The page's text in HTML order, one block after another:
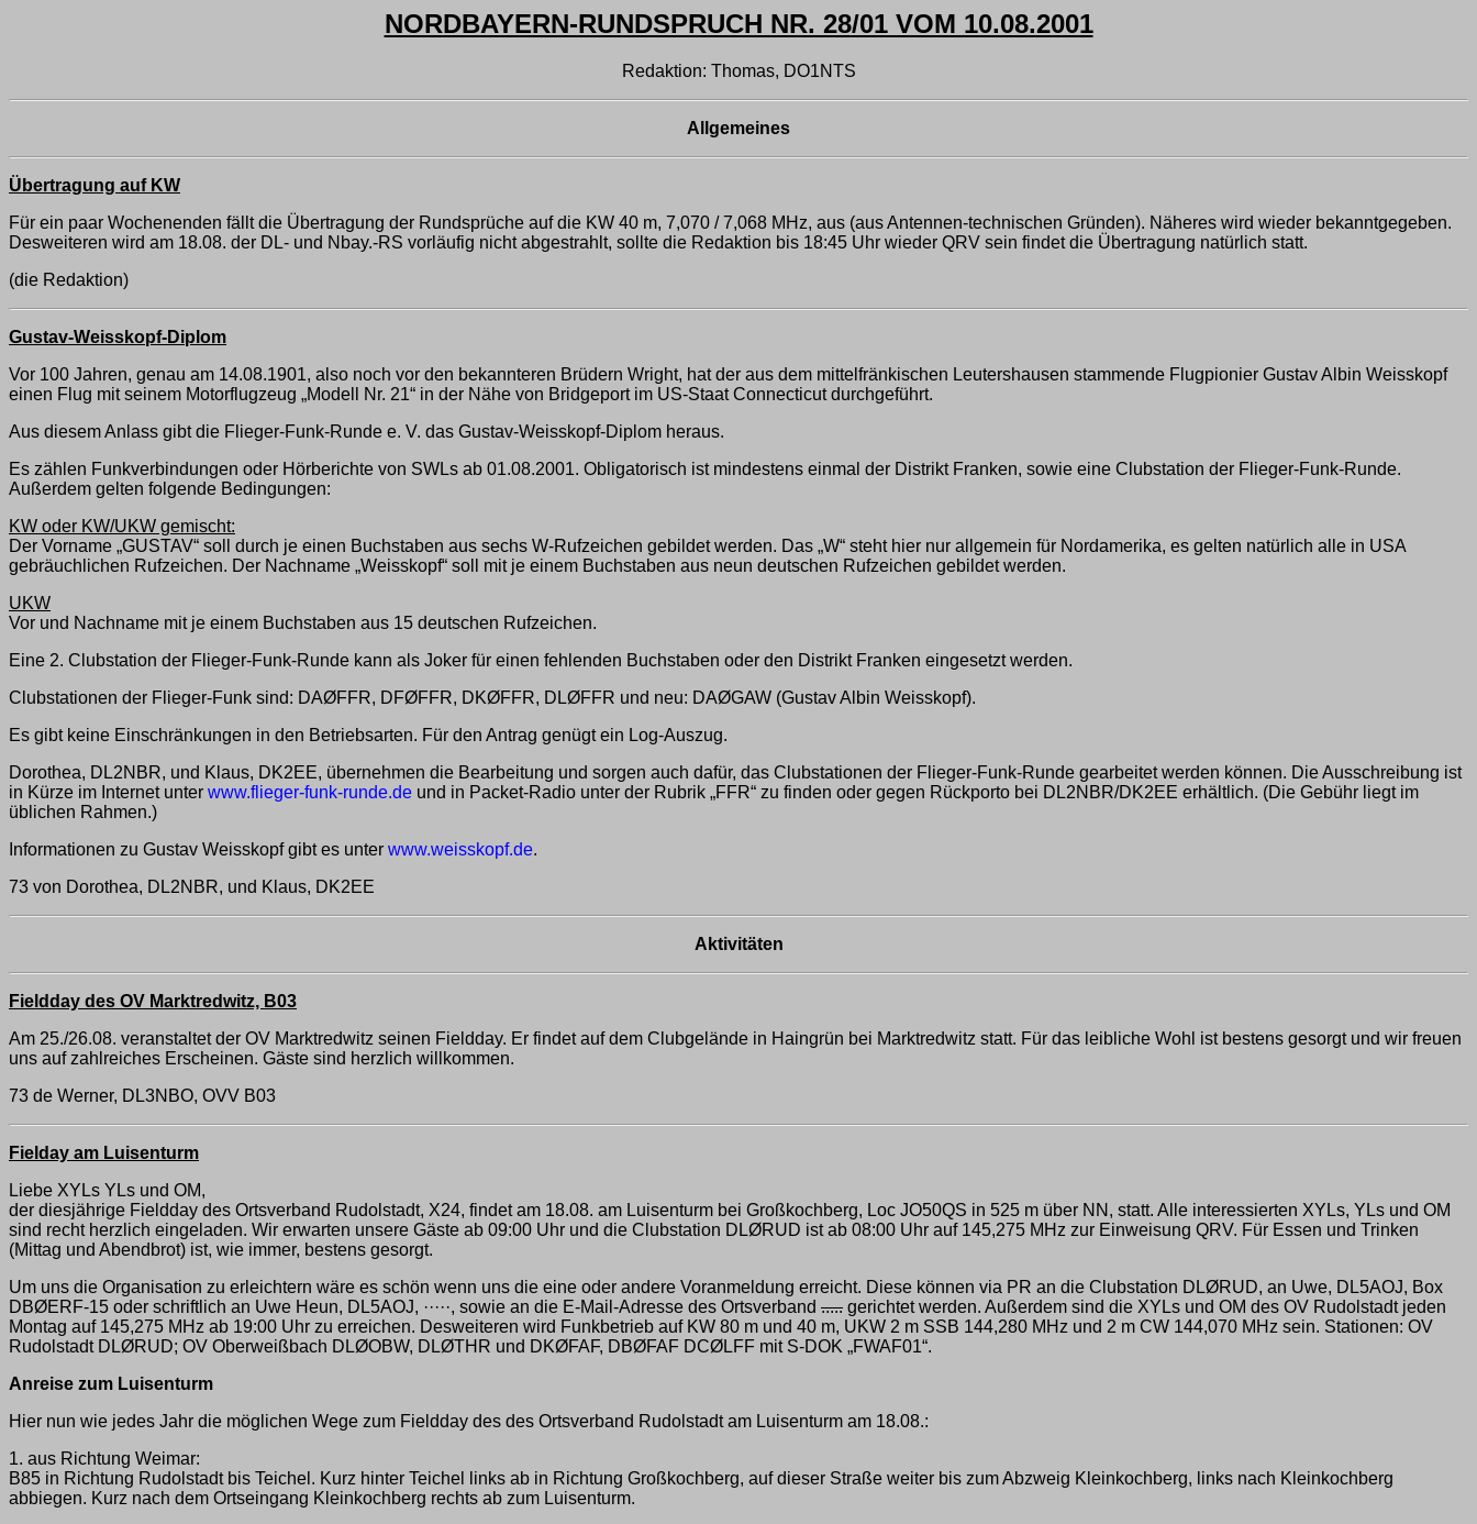
NORDBAYERN-RUNDSPRUCH NR. 28/01 VOM 10.08.2001
Redaktion: Thomas, DO1NTS
Allgemeines
Übertragung auf KW
Für ein paar Wochenenden fällt die Übertragung der Rundsprüche auf die KW 40 m, 7,070 / 7,068 MHz, aus (aus Antennen-technischen Gründen). Näheres wird wieder bekanntgegeben.
Desweiteren wird am 18.08. der DL- und Nbay.-RS vorläufig nicht abgestrahlt, sollte die Redaktion bis 18:45 Uhr wieder QRV sein findet die Übertragung natürlich statt.
(die Redaktion)
Gustav-Weisskopf-Diplom
Vor 100 Jahren, genau am 14.08.1901, also noch vor den bekannteren Brüdern Wright, hat der aus dem mittelfränkischen Leutershausen stammende Flugpionier Gustav Albin Weisskopf
einen Flug mit seinem Motorflugzeug „Modell Nr. 21“ in der Nähe von Bridgeport im US-Staat Connecticut durchgeführt.
Aus diesem Anlass gibt die Flieger-Funk-Runde e. V. das Gustav-Weisskopf-Diplom heraus.
Es zählen Funkverbindungen oder Hörberichte von SWLs ab 01.08.2001. Obligatorisch ist mindestens einmal der Distrikt Franken, sowie eine Clubstation der Flieger-Funk-Runde.
Außerdem gelten folgende Bedingungen:
KW oder KW/UKW gemischt:
Der Vorname „GUSTAV“ soll durch je einen Buchstaben aus sechs W-Rufzeichen gebildet werden. Das „W“ steht hier nur allgemein für Nordamerika, es gelten natürlich alle in USA
gebräuchlichen Rufzeichen. Der Nachname „Weisskopf“ soll mit je einem Buchstaben aus neun deutschen Rufzeichen gebildet werden.
UKW
Vor und Nachname mit je einem Buchstaben aus 15 deutschen Rufzeichen.
Eine 2. Clubstation der Flieger-Funk-Runde kann als Joker für einen fehlenden Buchstaben oder den Distrikt Franken eingesetzt werden.
Clubstationen der Flieger-Funk sind: DAØFFR, DFØFFR, DKØFFR, DLØFFR und neu: DAØGAW (Gustav Albin Weisskopf).
Es gibt keine Einschränkungen in den Betriebsarten. Für den Antrag genügt ein Log-Auszug.
Dorothea, DL2NBR, und Klaus, DK2EE, übernehmen die Bearbeitung und sorgen auch dafür, das Clubstationen der Flieger-Funk-Runde gearbeitet werden können. Die Ausschreibung ist
in Kürze im Internet unter www.flieger-funk-runde.de und in Packet-Radio unter der Rubrik „FFR“ zu finden oder gegen Rückporto bei DL2NBR/DK2EE erhältlich. (Die Gebühr liegt im
üblichen Rahmen.)
Informationen zu Gustav Weisskopf gibt es unter www.weisskopf.de.
73 von Dorothea, DL2NBR, und Klaus, DK2EE
Aktivitäten
Fieldday des OV Marktredwitz, B03
Am 25./26.08. veranstaltet der OV Marktredwitz seinen Fieldday. Er findet auf dem Clubgelände in Haingrün bei Marktredwitz statt. Für das leibliche Wohl ist bestens gesorgt und wir freuen
uns auf zahlreiches Erscheinen. Gäste sind herzlich willkommen.
73 de Werner, DL3NBO, OVV B03
Fielday am Luisenturm
Liebe XYLs YLs und OM,
der diesjährige Fieldday des Ortsverband Rudolstadt, X24, findet am 18.08. am Luisenturm bei Großkochberg, Loc JO50QS in 525 m über NN, statt. Alle interessierten XYLs, YLs und OM
sind recht herzlich eingeladen. Wir erwarten unsere Gäste ab 09:00 Uhr und die Clubstation DLØRUD ist ab 08:00 Uhr auf 145,275 MHz zur Einweisung QRV. Für Essen und Trinken
(Mittag und Abendbrot) ist, wie immer, bestens gesorgt.
Um uns die Organisation zu erleichtern wäre es schön wenn uns die eine oder andere Voranmeldung erreicht. Diese können via PR an die Clubstation DLØRUD, an Uwe, DL5AOJ, Box
DBØERF-15 oder schriftlich an Uwe Heun, DL5AOJ, ·····, sowie an die E-Mail-Adresse des Ortsverband ..... gerichtet werden. Außerdem sind die XYLs und OM des OV Rudolstadt jeden
Montag auf 145,275 MHz ab 19:00 Uhr zu erreichen. Desweiteren wird Funkbetrieb auf KW 80 m und 40 m, UKW 2 m SSB 144,280 MHz und 2 m CW 144,070 MHz sein. Stationen: OV
Rudolstadt DLØRUD; OV Oberweißbach DLØOBW, DLØTHR und DKØFAF, DBØFAF DCØLFF mit S-DOK „FWAF01“.
Anreise zum Luisenturm
Hier nun wie jedes Jahr die möglichen Wege zum Fieldday des des Ortsverband Rudolstadt am Luisenturm am 18.08.:
1. aus Richtung Weimar:
B85 in Richtung Rudolstadt bis Teichel. Kurz hinter Teichel links ab in Richtung Großkochberg, auf dieser Straße weiter bis zum Abzweig Kleinkochberg, links nach Kleinkochberg
abbiegen. Kurz nach dem Ortseingang Kleinkochberg rechts ab zum Luisenturm.